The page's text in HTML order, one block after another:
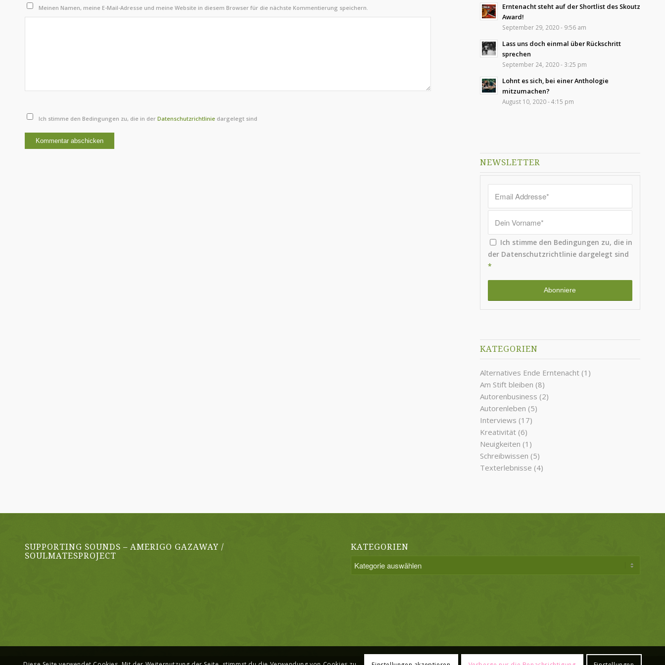
Meinen Namen, meine E-Mail-Adresse und meine Website in diesem Browser für die nächste Kommentierung speichern.
Ich stimme den Bedingungen zu, die in der Datenschutzrichtliniedargelegt sind
Erntenacht steht auf der Shortlist des Skoutz
Award!
September 29, 2020 - 9:56 am
Lass uns doch einmal über Rückschritt
sprechen
September 24, 2020 - 3:25 pm
Lohnt es sich, bei einer Anthologie
mitzumachen?
August 10, 2020 - 4:15 pm
NEWSLETTER
Ich stimme den Bedingungen zu, die in
der Datenschutzrichtliniedargelegt sind
*
KATEGORIEN
Alternatives Ende Erntenacht(1)
Am Stift bleiben (8)
Autorenbusiness (2)
Autorenleben (5)
Interviews (17)
Kreativität(6)
Neuigkeiten (1)
Schreibwissen (5)
Texterlebnisse (4)
SUPPORTING SOUNDS – AMERIGO GAZAWAY /
SOULMATESPROJECT
KATEGORIEN
Kategorien